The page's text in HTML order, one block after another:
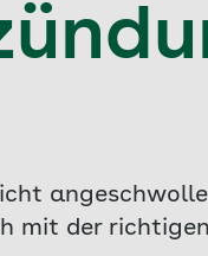
mit der